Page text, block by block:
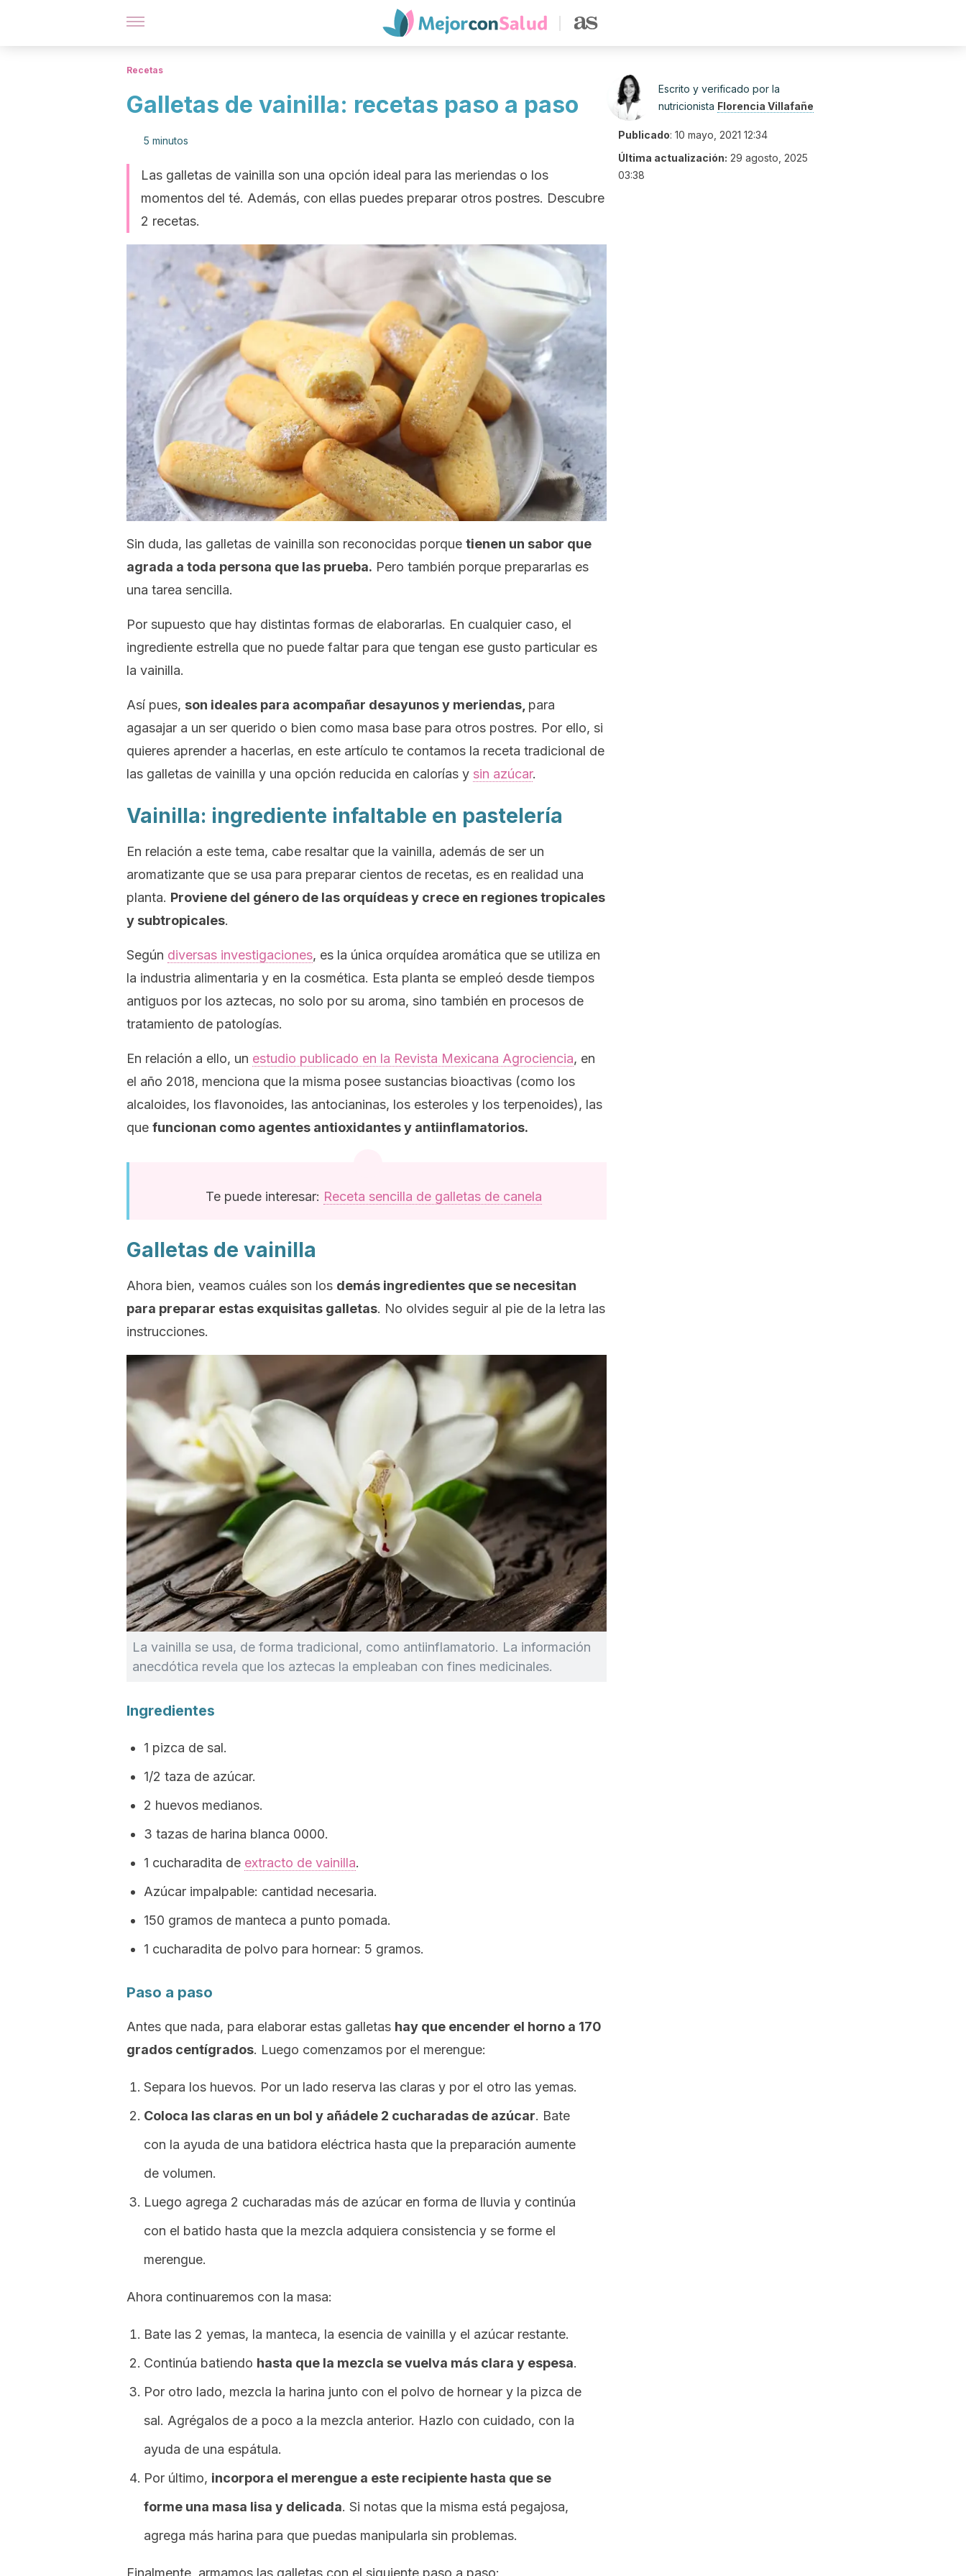
Recetas
Galletas de vainilla: recetas paso a paso
5 minutos
Las galletas de vainilla son una opción ideal para las meriendas o los
momentos del té. Además, con ellas puedes preparar otros postres. Descubre
2 recetas.
Sin duda, las galletas de vainilla son reconocidas porque tienen un sabor que
agrada a toda persona que las prueba. Pero también porque prepararlas es
una tarea sencilla.
Por supuesto que hay distintas formas de elaborarlas. En cualquier caso, el
ingrediente estrella que no puede faltar para que tengan ese gusto particular es
la vainilla.
Así pues, son ideales para acompañar desayunos y meriendas, para
agasajar a un ser querido o bien como masa base para otros postres. Por ello, si
quieres aprender a hacerlas, en este artículo te contamos la receta tradicional de
las galletas de vainilla y una opción reducida en calorías y sin azúcar.
Vainilla: ingrediente infaltable en pastelería
En relación a este tema, cabe resaltar que la vainilla, además de ser un
aromatizante que se usa para preparar cientos de recetas, es en realidad una
planta. Proviene del género de las orquídeas y crece en regiones tropicales
y subtropicales.
Según diversas investigaciones, es la única orquídea aromática que se utiliza en
la industria alimentaria y en la cosmética. Esta planta se empleó desde tiempos
antiguos por los aztecas, no solo por su aroma, sino también en procesos de
tratamiento de patologías.
En relación a ello, un estudio publicado en la Revista Mexicana Agrociencia, en
el año 2018, menciona que la misma posee sustancias bioactivas (como los
alcaloides, los flavonoides, las antocianinas, los esteroles y los terpenoides), las
que funcionan como agentes antioxidantes y antiinflamatorios.
Te puede interesar: Receta sencilla de galletas de canela
Galletas de vainilla
Ahora bien, veamos cuáles son los demás ingredientes que se necesitan
para preparar estas exquisitas galletas. No olvides seguir al pie de la letra las
instrucciones.
La vainilla se usa, de forma tradicional, como antiinflamatorio. La información
anecdótica revela que los aztecas la empleaban con fines medicinales.
Ingredientes
1 pizca de sal.
1/2 taza de azúcar.
2 huevos medianos.
3 tazas de harina blanca 0000.
1 cucharadita de extracto de vainilla.
Azúcar impalpable: cantidad necesaria.
150 gramos de manteca a punto pomada.
1 cucharadita de polvo para hornear: 5 gramos.
Paso a paso
Antes que nada, para elaborar estas galletas hay que encender el horno a 170
grados centígrados. Luego comenzamos por el merengue:
Separa los huevos. Por un lado reserva las claras y por el otro las yemas.
Coloca las claras en un bol y añádele 2 cucharadas de azúcar. Bate
con la ayuda de una batidora eléctrica hasta que la preparación aumente
de volumen.
Luego agrega 2 cucharadas más de azúcar en forma de lluvia y continúa
con el batido hasta que la mezcla adquiera consistencia y se forme el
merengue.
Ahora continuaremos con la masa:
Bate las 2 yemas, la manteca, la esencia de vainilla y el azúcar restante.
Continúa batiendo hasta que la mezcla se vuelva más clara y espesa.
Por otro lado, mezcla la harina junto con el polvo de hornear y la pizca de
sal. Agrégalos de a poco a la mezcla anterior. Hazlo con cuidado, con la
ayuda de una espátula.
Por último, incorpora el merengue a este recipiente hasta que se
forme una masa lisa y delicada. Si notas que la misma está pegajosa,
agrega más harina para que puedas manipularla sin problemas.
Finalmente, armamos las galletas con el siguiente paso a paso:
Escrito y verificado por la
nutricionista Florencia Villafañe
Publicado: 10 mayo, 2021 12:34
Última actualización: 29 agosto, 2025
03:38